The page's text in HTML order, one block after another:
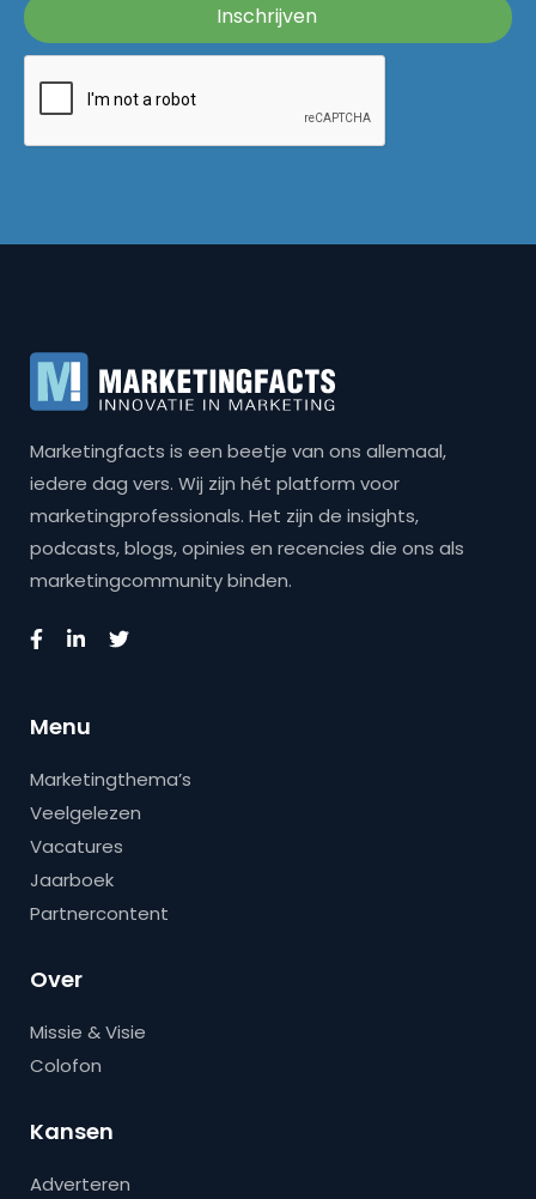
Marketingfacts is een beetje van ons allemaal,
iedere dag vers. Wij zijn hét platform voor
marketingprofessionals. Het zijn de insights,
podcasts, blogs, opinies en recencies die ons als
marketingcommunity binden.
Menu
Marketingthema’s
Veelgelezen
Vacatures
Jaarboek
Partnercontent
Over
Missie & Visie
Colofon
Kansen
Adverteren